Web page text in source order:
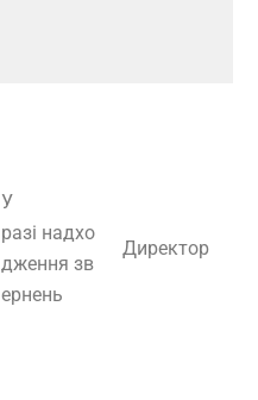
У
разі надхо
дження зв
ернень
Директор